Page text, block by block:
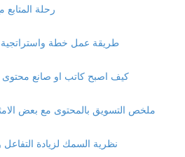
رحلة المتابع
طريقة عمل خطة واستراتجية
كيف اصبح كاتب او صانع محتوى
ملخص التسويق بالمحتوى مع بعض الامثلة
نظرية السمك لزيادة التفاعل و